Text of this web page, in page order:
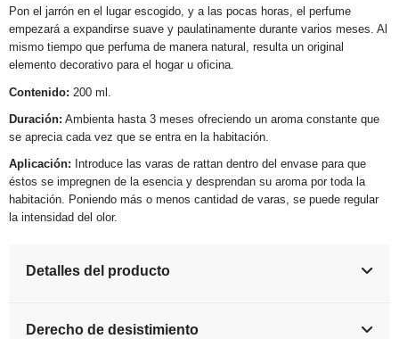
Pon el jarrón en el lugar escogido, y a las pocas horas, el perfume
empezará a expandirse suave y paulatinamente durante varios meses. Al
mismo tiempo que perfuma de manera natural, resulta un original
elemento decorativo para el hogar u oficina.
Contenido: 200 ml.
Duración: Ambienta hasta 3 meses ofreciendo un aroma constante que
se aprecia cada vez que se entra en la habitación.
Aplicación: Introduce las varas de rattan dentro del envase para que
éstos se impregnen de la esencia y desprendan su aroma por toda la
habitación. Poniendo más o menos cantidad de varas, se puede regular
la intensidad del olor.
Detalles del producto
Derecho de desistimiento